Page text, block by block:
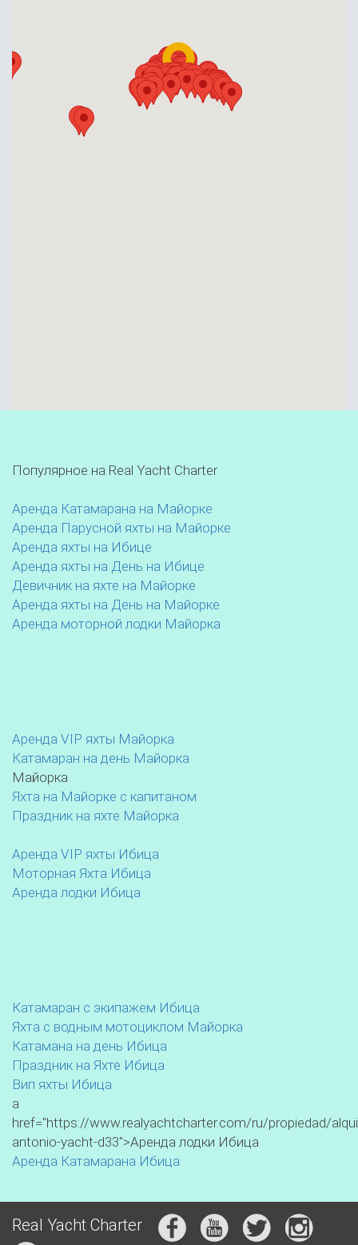
Популярное на Real Yacht Charter
Аренда Катамарана на Майорке
Аренда Парусной яхты на Майорке
Аренда яхты на Ибице
Аренда яхты на День на Ибице
Девичник на яхте на Майорке
Аренда яхты на День на Майорке
Аренда моторной лодки Майорка
Аренда VIP яхты Майорка
Катамаран на день Майорка
Майорка
Яхта на Майорке с капитаном
Праздник на яхте Майорка
Аренда VIP яхты Ибица
Моторная Яхта Ибица
Аренда лодки Ибица
Катамаран с экипажем Ибица
Яхта с водным мотоциклом Майорка
Катамана на день Ибица
Праздник на Яхте Ибица
Вип яхты Ибица
a
href="https://www.realyachtcharter.com/ru/propiedad/
antonio-yacht-d33">Аренда лодки Ибица
Аренда Катамарана Ибица
Real Yacht Charter